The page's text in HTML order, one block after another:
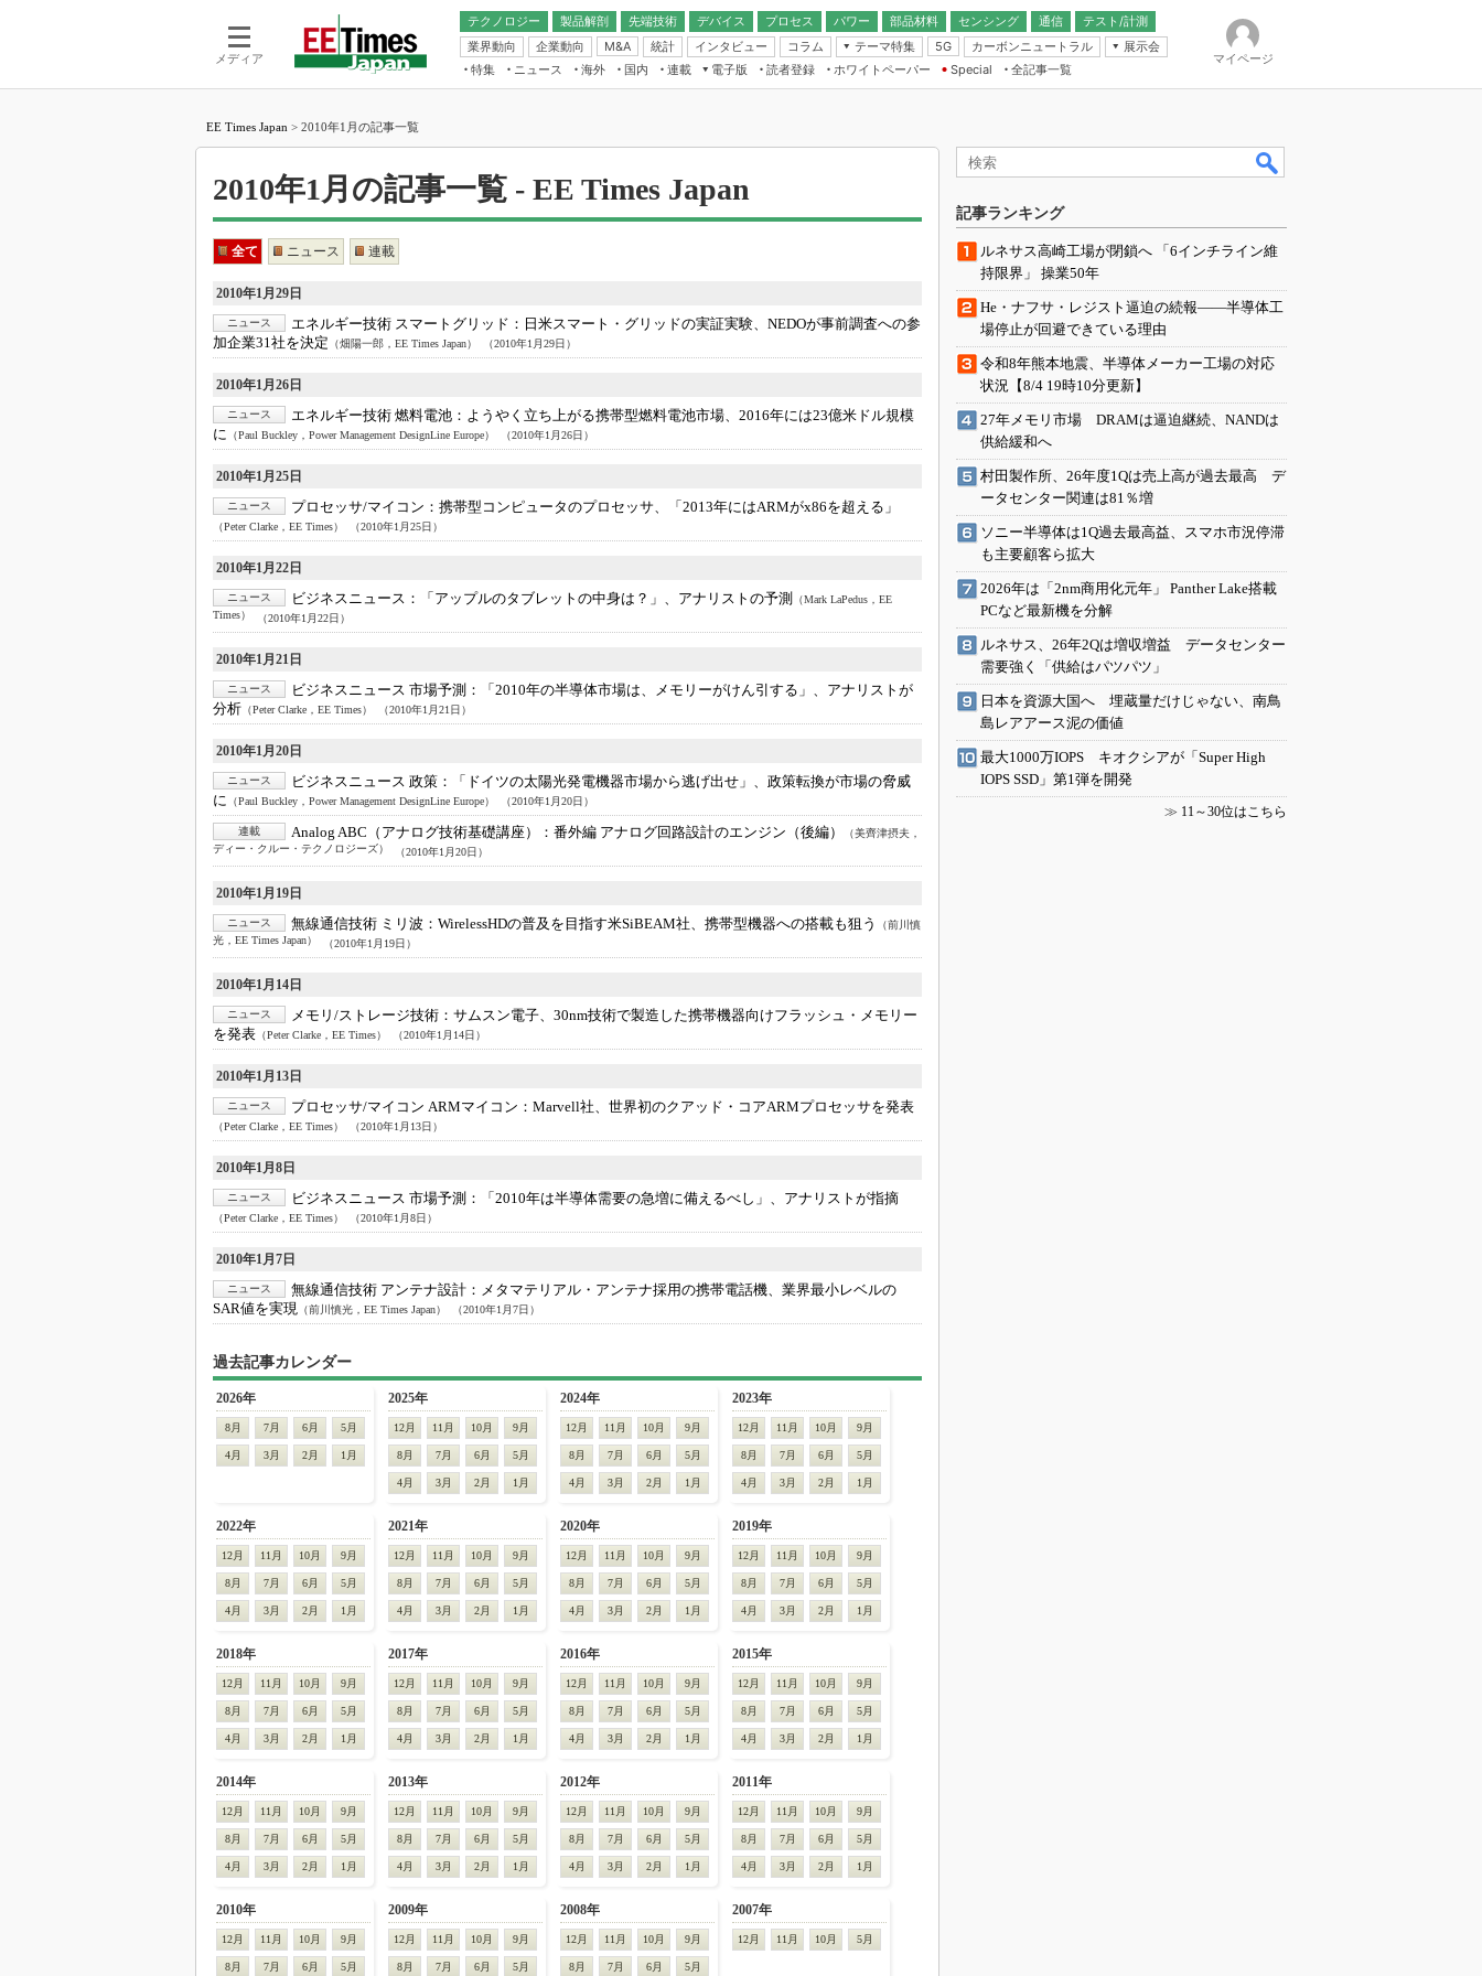
メディア
テクノロジー 製品解剖
先端技術
電池／エネルギー
デバイス
アナログ
マイコン
FPGA
プロセス パワー 部品材料 センシング
通信
無線
テスト/計測
業界動向
企業動向 M&A 統計 インタビュー コラム
テーマ特集
フィジカルAI
半導体後工程
読者調査（EE Times Research）
Japan）
5G カーボンニュートラル
展示会
IoT・エッジコンピューティング
EXPO
TECHNO-FRONTIER
人とくるま展
特集 ニュース 海外 国内
連載
大山聡の業界スコープ
世界を「数字」で回してみよう
この10年で起こったこと、次の10年
で起こること
光伝送技術を知る
「英語に愛されないエンジニア」の
ための新行動論
電子版
電子ブックレット
読者登録 ホワイトペーパー
Special
全記事一覧
マイページ
EE Times Japan > 2010年1月の記事一覧
2010年1月の記事一覧 - EE Times Japan
全て ニュース 連載
2010年1月29日
ニュース エネルギー技術 スマートグリッド： 日米スマート・グリッドの実証実験、NEDOが事前調査への参
加企業31社を決定 （畑陽一郎，EE Times Japan） （2010年1月29日）
2010年1月26日
ニュース エネルギー技術 燃料電池： ようやく立ち上がる携帯型燃料電池市場、2016年には23億米ドル規模
に （Paul Buckley，Power Management DesignLine Europe） （2010年1月26日）
2010年1月25日
ニュース プロセッサ/マイコン： 携帯型コンピュータのプロセッサ、「2013年にはARMがx86を超える」
（Peter Clarke，EE Times） （2010年1月25日）
2010年1月22日
ニュース ビジネスニュース： 「アップルのタブレットの中身は？」、アナリストの予測 （Mark LaPedus，EE
Times） （2010年1月22日）
2010年1月21日
ニュース ビジネスニュース 市場予測：
「2010年の半導体市場は、メモリーがけん引する」、アナリストが
分析 （Peter Clarke，EE Times） （2010年1月21日）
2010年1月20日
ニュース ビジネスニュース 政策：
「ドイツの太陽光発電機器市場から逃げ出せ」、政策転換が市場の脅威
に （Paul Buckley，Power Management DesignLine Europe） （2010年1月20日）
連載 Analog ABC（アナログ技術基礎講座）： 番外編 アナログ回路設計のエンジン（後編） （美齊津摂夫，
ディー・クルー・テクノロジーズ） （2010年1月20日）
2010年1月19日
ニュース 無線通信技術 ミリ波： WirelessHDの普及を目指す米SiBEAM社、携帯型機器への搭載も狙う （前川慎
光，EE Times Japan） （2010年1月19日）
2010年1月14日
ニュース メモリ/ストレージ技術： サムスン電子、30nm技術で製造した携帯機器向けフラッシュ・メモリー
を発表 （Peter Clarke，EE Times） （2010年1月14日）
2010年1月13日
ニュース プロセッサ/マイコン ARMマイコン： Marvell社、世界初のクアッド・コアARMプロセッサを発表
（Peter Clarke，EE Times） （2010年1月13日）
2010年1月8日
ニュース ビジネスニュース 市場予測： 「2010年は半導体需要の急増に備えるべし」、アナリストが指摘
（Peter Clarke，EE Times） （2010年1月8日）
2010年1月7日
ニュース 無線通信技術 アンテナ設計： メタマテリアル・アンテナ採用の携帯電話機、業界最小レベルの
SAR値を実現 （前川慎光，EE Times Japan） （2010年1月7日）
過去記事カレンダー
2026年
8月 7月 6月 5月
4月 3月 2月 1月
2025年
12月 11月 10月 9月
8月 7月 6月 5月
4月 3月 2月 1月
2024年
12月 11月 10月 9月
8月 7月 6月 5月
4月 3月 2月 1月
2023年
12月 11月 10月 9月
8月 7月 6月 5月
4月 3月 2月 1月
2022年
12月 11月 10月 9月
8月 7月 6月 5月
4月 3月 2月 1月
2021年
12月 11月 10月 9月
8月 7月 6月 5月
4月 3月 2月 1月
2020年
12月 11月 10月 9月
8月 7月 6月 5月
4月 3月 2月 1月
2019年
12月 11月 10月 9月
8月 7月 6月 5月
4月 3月 2月 1月
2018年
12月 11月 10月 9月
8月 7月 6月 5月
4月 3月 2月 1月
2017年
12月 11月 10月 9月
8月 7月 6月 5月
4月 3月 2月 1月
2016年
12月 11月 10月 9月
8月 7月 6月 5月
4月 3月 2月 1月
2015年
12月 11月 10月 9月
8月 7月 6月 5月
4月 3月 2月 1月
2014年
12月 11月 10月 9月
8月 7月 6月 5月
4月 3月 2月 1月
2013年
12月 11月 10月 9月
8月 7月 6月 5月
4月 3月 2月 1月
2012年
12月 11月 10月 9月
8月 7月 6月 5月
4月 3月 2月 1月
2011年
12月 11月 10月 9月
8月 7月 6月 5月
4月 3月 2月 1月
2010年
12月 11月 10月 9月
8月 7月 6月 5月
2009年
12月 11月 10月 9月
8月 7月 6月 5月
2008年
12月 11月 10月 9月
8月 7月 6月 5月
2007年
12月 11月 10月 5月
記事ランキング
ルネサス高崎工場が閉鎖へ 「6インチライン維
持限界」 操業50年
He・ナフサ・レジスト逼迫の続報――半導体工
場停止が回避できている理由
令和8年熊本地震、半導体メーカー工場の対応
状況【8/4 19時10分更新】
27年メモリ市場 DRAMは逼迫継続、NANDは
供給緩和へ
村田製作所、26年度1Qは売上高が過去最高 デ
ータセンター関連は81％増
ソニー半導体は1Q過去最高益、スマホ市況停滞
も主要顧客ら拡大
2026年は「2nm商用化元年」 Panther Lake搭載
PCなど最新機を分解
ルネサス、26年2Qは増収増益 データセンター
需要強く「供給はパツパツ」
日本を資源大国へ 埋蔵量だけじゃない、南鳥
島レアアース泥の価値
最大1000万IOPS キオクシアが「Super High
IOPS SSD」第1弾を開発
≫ 11～30位はこちら